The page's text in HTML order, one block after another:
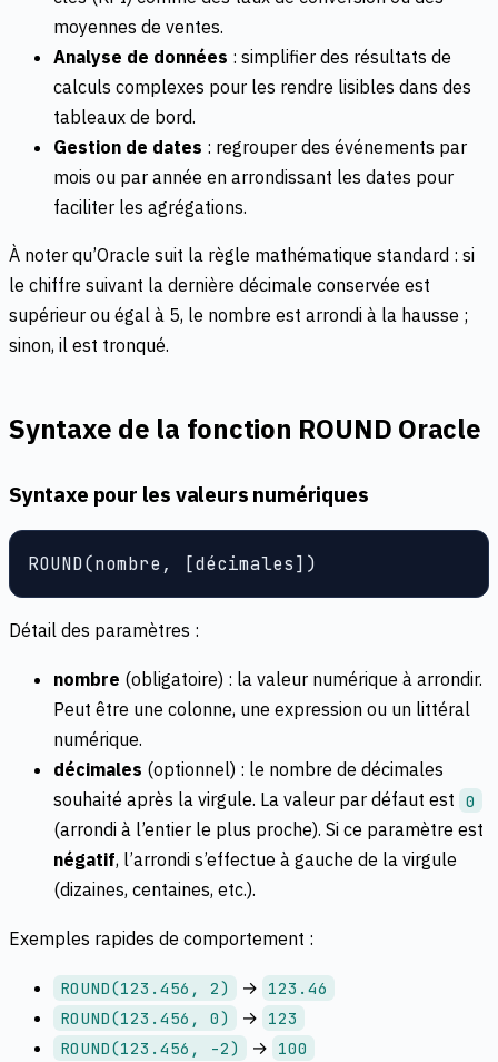
moyennes de ventes.
Analyse de données : simplifier des résultats de
calculs complexes pour les rendre lisibles dans des
tableaux de bord.
Gestion de dates : regrouper des événements par
mois ou par année en arrondissant les dates pour
faciliter les agrégations.
À noter qu’Oracle suit la règle mathématique standard : si
le chiffre suivant la dernière décimale conservée est
supérieur ou égal à 5, le nombre est arrondi à la hausse ;
sinon, il est tronqué.
Syntaxe de la fonction ROUND Oracle
Syntaxe pour les valeurs numériques
ROUND(nombre, [décimales])
Détail des paramètres :
nombre (obligatoire) : la valeur numérique à arrondir.
Peut être une colonne, une expression ou un littéral
numérique.
décimales (optionnel) : le nombre de décimales
souhaité après la virgule. La valeur par défaut est 0
(arrondi à l’entier le plus proche). Si ce paramètre est
négatif, l’arrondi s’effectue à gauche de la virgule
(dizaines, centaines, etc.).
Exemples rapides de comportement :
ROUND(123.456, 2) → 123.46
ROUND(123.456, 0)
→ 123
ROUND(123.456, -2)
→ 100